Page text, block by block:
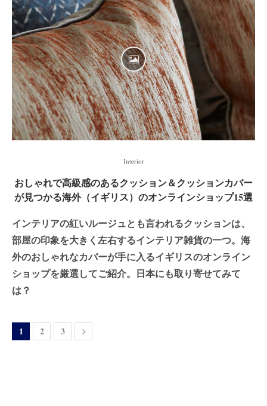
Interior
おしゃれで高級感のあるクッション＆クッションカバー
が見つかる海外（イギリス）のオンラインショップ15選
インテリアの紅いルージュとも言われるクッションは、
部屋の印象を大きく左右するインテリア雑貨の一つ。海
外のおしゃれなカバーが手に入るイギリスのオンライン
ショップを厳選してご紹介。日本にも取り寄せてみて
は？
1 2 3